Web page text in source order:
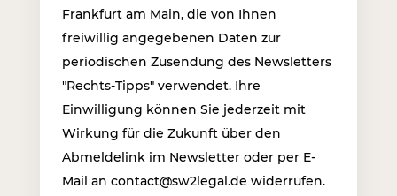
Frankfurt am Main, die von Ihnen
freiwillig angegebenen Daten zur
periodischen Zusendung des Newsletters
"Rechts-Tipps" verwendet. Ihre
Einwilligung können Sie jederzeit mit
Wirkung für die Zukunft über den
Abmeldelink im Newsletter oder per E-
Mail an contact@sw2legal.de widerrufen.